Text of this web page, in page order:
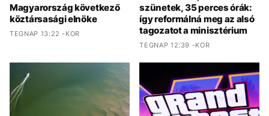
Magyarország következő
köztársasági elnöke
TEGNAP 13:22 -KOR
szünetek, 35 perces órák:
így reformálná meg az alsó
tagozatot a minisztérium
TEGNAP 12:39 -KOR